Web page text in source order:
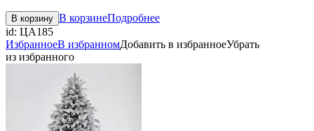
В корзину В корзинеПодробнее
id: ЦА185
ИзбранноеВ избранномДобавить в избранноеУбрать
из избранного